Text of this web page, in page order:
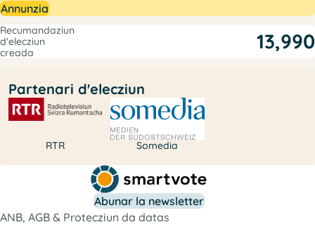
Annunzia
Recumandaziun
d'elecziun
creada
13,990
Partenari d'elecziun
RTR Somedia
Abunar la newsletter
ANB, AGB & Protecziun da datas